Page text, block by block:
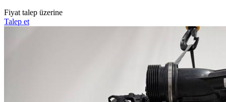
Fiyat talep üzerine
Talep et